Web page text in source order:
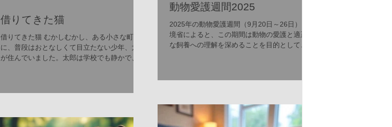
暮らせる社会づくりの基盤となって
借りてきた猫
借りてきた猫 むかしむかし、ある小さな町
に、普段はおとなしくて目立たない少年、太郎
が住んでいました。太郎は学校でも静かで、友
動物愛護週間2025
2025年の動物愛護週間（9月20日～26日） 環
境省によると、この期間は動物の愛護と適正
な飼養への理解を深めることを目的として毎